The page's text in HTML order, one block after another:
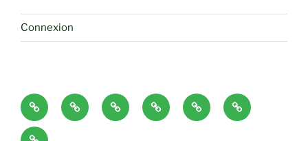
Connexion
Accueil Le
Club
Ecole
du
EducationLes
Disciplines
Contact
Date